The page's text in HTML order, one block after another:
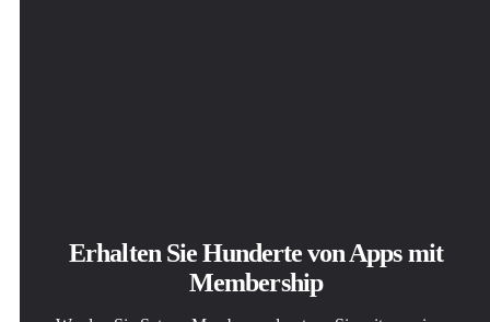
Erhalten Sie Hunderte von Apps mit
Membership